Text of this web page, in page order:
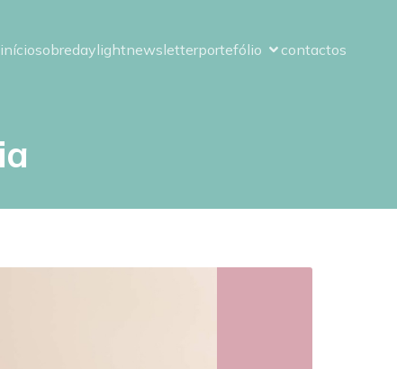
iníciosobredaylightnewsletterportefólio contactos